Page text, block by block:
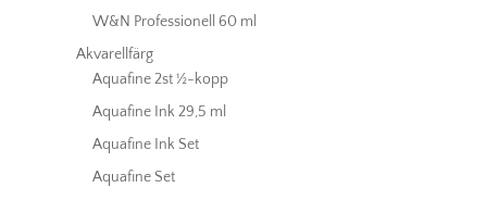
W&N Professionell 60 ml
Akvarellfärg
Aquafine 2st ½-kopp
Aquafine Ink 29,5 ml
Aquafine Ink Set
Aquafine Set